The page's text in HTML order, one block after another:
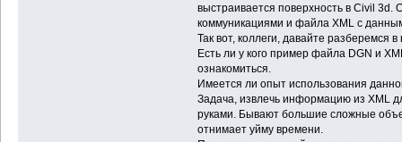
выстраивается поверхность в Civil
коммуникациями и файла XML с
Так вот, коллеги, давайте разберемся в
Есть ли у кого пример файла DGN и
ознакомиться.
Имеется ли опыт использования
Задача, извлечь информацию из XML
руками. Бывают большие сложные
отнимает уйму времени.